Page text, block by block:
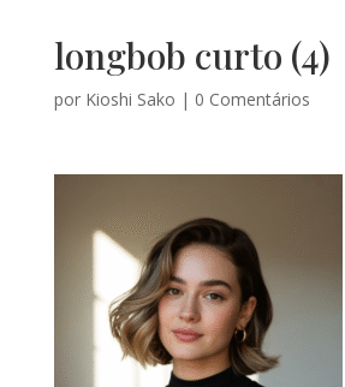
longbob curto (4)
por Kioshi Sako | 0 Comentários